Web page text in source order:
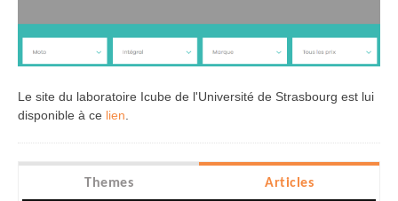
Le site du laboratoire Icube de l'Université de Strasbourg est lui
disponible à ce lien
Themes Articles